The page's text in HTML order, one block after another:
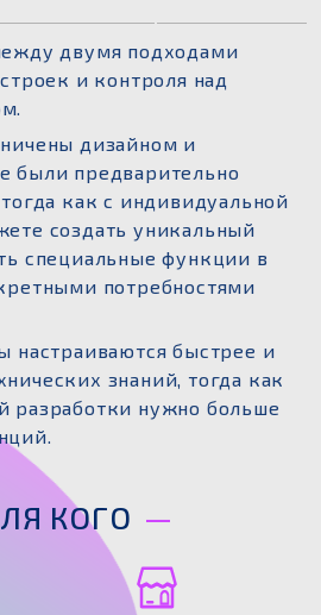
двумя подходами
и контроля над
дизайном и
были предварительно
как с индивидуальной
создать уникальный
специальные функции в
потребностями
настраиваются быстрее и
знаний, тогда как
разработки нужно больше
КОГО